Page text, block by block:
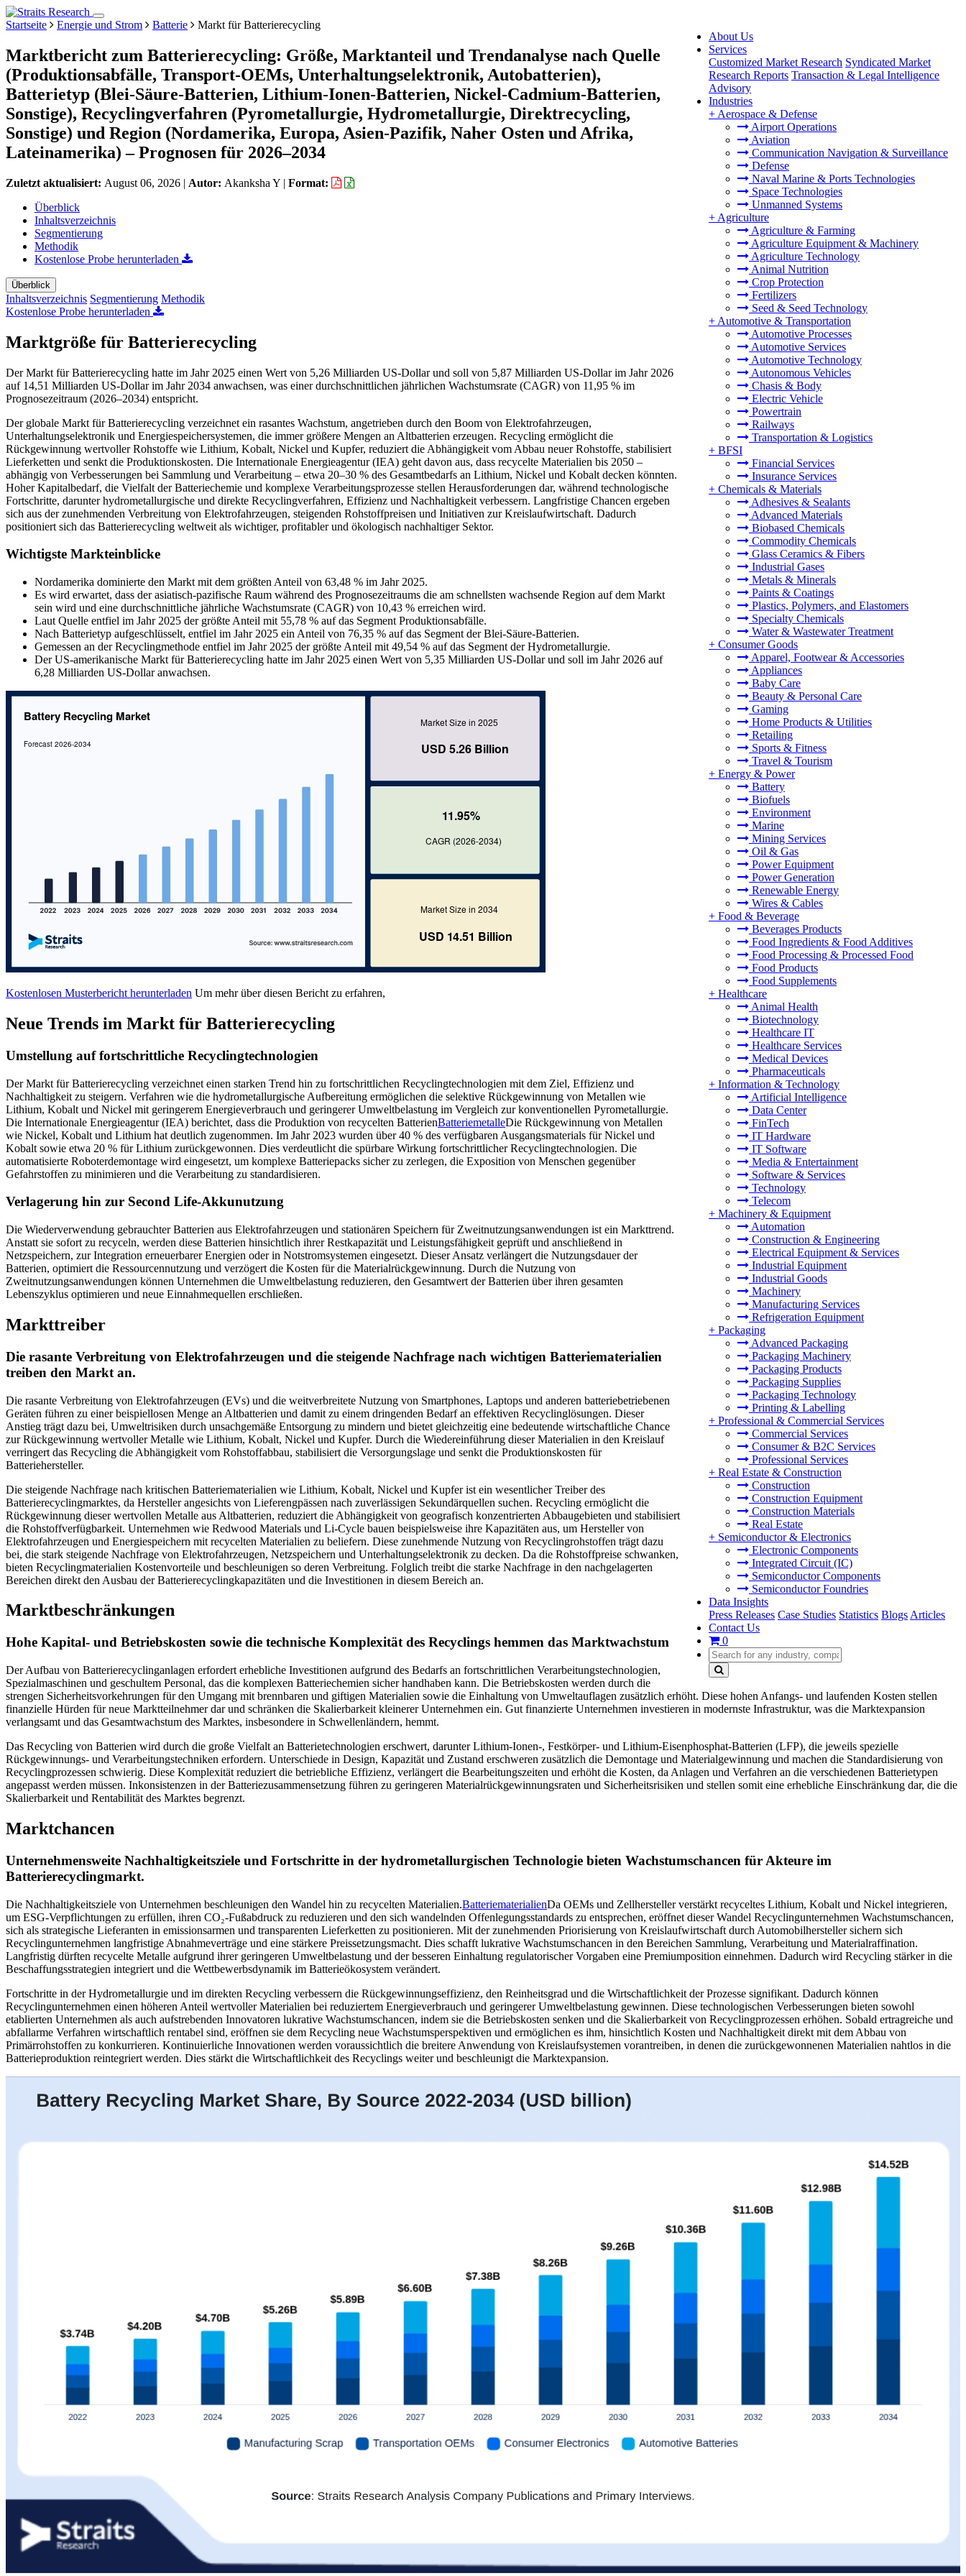
About Us
Services
Customized Market Research Syndicated Market
Research Reports Transaction & Legal Intelligence
Advisory
Industries
+ Aerospace & Defense
Airport Operations
Aviation
Communication Navigation & Surveillance
Defense
Naval Marine & Ports Technologies
Space Technologies
Unmanned Systems
+ Agriculture
Agriculture & Farming
Agriculture Equipment & Machinery
Agriculture Technology
Animal Nutrition
Crop Protection
Fertilizers
Seed & Seed Technology
+ Automotive & Transportation
Automotive Processes
Automotive Services
Automotive Technology
Autonomous Vehicles
Chasis & Body
Electric Vehicle
Powertrain
Railways
Transportation & Logistics
+ BFSI
Financial Services
Insurance Services
+ Chemicals & Materials
Adhesives & Sealants
Advanced Materials
Biobased Chemicals
Commodity Chemicals
Glass Ceramics & Fibers
Industrial Gases
Metals & Minerals
Paints & Coatings
Plastics, Polymers, and Elastomers
Specialty Chemicals
Water & Wastewater Treatment
+ Consumer Goods
Apparel, Footwear & Accessories
Appliances
Baby Care
Beauty & Personal Care
Gaming
Home Products & Utilities
Retailing
Sports & Fitness
Travel & Tourism
+ Energy & Power
Battery
Biofuels
Environment
Marine
Mining Services
Oil & Gas
Power Equipment
Power Generation
Renewable Energy
Wires & Cables
+ Food & Beverage
Beverages Products
Food Ingredients & Food Additives
Food Processing & Processed Food
Food Products
Food Supplements
+ Healthcare
Animal Health
Biotechnology
Healthcare IT
Healthcare Services
Medical Devices
Pharmaceuticals
+ Information & Technology
Artificial Intelligence
Data Center
FinTech
IT Hardware
IT Software
Media & Entertainment
Software & Services
Technology
Telecom
+ Machinery & Equipment
Automation
Construction & Engineering
Electrical Equipment & Services
Industrial Equipment
Industrial Goods
Machinery
Manufacturing Services
Refrigeration Equipment
+ Packaging
Advanced Packaging
Packaging Machinery
Packaging Products
Packaging Supplies
Packaging Technology
Printing & Labelling
+ Professional & Commercial Services
Commercial Services
Consumer & B2C Services
Professional Services
+ Real Estate & Construction
Construction
Construction Equipment
Construction Materials
Real Estate
+ Semiconductor & Electronics
Electronic Components
Integrated Circuit (IC)
Semiconductor Components
Semiconductor Foundries
Data Insights
Press Releases Case Studies Statistics Blogs Articles
Contact Us
0
Startseite Energie und Strom Batterie Markt für Batterierecycling
Marktbericht zum Batterierecycling: Größe, Marktanteil und Trendanalyse nach Quelle
(Produktionsabfälle, Transport-OEMs, Unterhaltungselektronik, Autobatterien),
Batterietyp (Blei-Säure-Batterien, Lithium-Ionen-Batterien, Nickel-Cadmium-Batterien,
Sonstige), Recyclingverfahren (Pyrometallurgie, Hydrometallurgie, Direktrecycling,
Sonstige) und Region (Nordamerika, Europa, Asien-Pazifik, Naher Osten und Afrika,
Lateinamerika) – Prognosen für 2026–2034
Zuletzt aktualisiert: August 06, 2026 | Autor: Akanksha Y | Format:
Überblick
Inhaltsverzeichnis
Segmentierung
Methodik
Kostenlose Probe herunterladen
Überblick
Inhaltsverzeichnis Segmentierung Methodik
Kostenlose Probe herunterladen
Marktgröße für Batterierecycling
Der Markt für Batterierecycling hatte im Jahr 2025 einen Wert von 5,26 Milliarden US-Dollar und soll von 5,87 Milliarden US-Dollar im Jahr 2026
auf 14,51 Milliarden US-Dollar im Jahr 2034 anwachsen, was einer durchschnittlichen jährlichen Wachstumsrate (CAGR) von 11,95 % im
Prognosezeitraum (2026–2034) entspricht.
Der globale Markt für Batterierecycling verzeichnet ein rasantes Wachstum, angetrieben durch den Boom von Elektrofahrzeugen,
Unterhaltungselektronik und Energiespeichersystemen, die immer größere Mengen an Altbatterien erzeugen. Recycling ermöglicht die
Rückgewinnung wertvoller Rohstoffe wie Lithium, Kobalt, Nickel und Kupfer, reduziert die Abhängigkeit vom Abbau neuer Rohstoffe, stabilisiert
Lieferketten und senkt die Produktionskosten. Die Internationale Energieagentur (IEA) geht davon aus, dass recycelte Materialien bis 2050 –
abhängig von Verbesserungen bei Sammlung und Verarbeitung – etwa 20–30 % des Gesamtbedarfs an Lithium, Nickel und Kobalt decken könnten.
Hoher Kapitalbedarf, die Vielfalt der Batteriechemie und komplexe Verarbeitungsprozesse stellen Herausforderungen dar, während technologische
Fortschritte, darunter hydrometallurgische und direkte Recyclingverfahren, Effizienz und Nachhaltigkeit verbessern. Langfristige Chancen ergeben
sich aus der zunehmenden Verbreitung von Elektrofahrzeugen, steigenden Rohstoffpreisen und Initiativen zur Kreislaufwirtschaft. Dadurch
positioniert sich das Batterierecycling weltweit als wichtiger, profitabler und ökologisch nachhaltiger Sektor.
Wichtigste Markteinblicke
Nordamerika dominierte den Markt mit dem größten Anteil von 63,48 % im Jahr 2025.
Es wird erwartet, dass der asiatisch-pazifische Raum während des Prognosezeitraums die am schnellsten wachsende Region auf dem Markt
sein wird und eine durchschnittliche jährliche Wachstumsrate (CAGR) von 10,43 % erreichen wird.
Laut Quelle entfiel im Jahr 2025 der größte Anteil mit 55,78 % auf das Segment Produktionsabfälle.
Nach Batterietyp aufgeschlüsselt, entfiel im Jahr 2025 ein Anteil von 76,35 % auf das Segment der Blei-Säure-Batterien.
Gemessen an der Recyclingmethode entfiel im Jahr 2025 der größte Anteil mit 49,54 % auf das Segment der Hydrometallurgie.
Der US-amerikanische Markt für Batterierecycling hatte im Jahr 2025 einen Wert von 5,35 Milliarden US-Dollar und soll im Jahr 2026 auf
6,28 Milliarden US-Dollar anwachsen.
Kostenlosen Musterbericht herunterladen Um mehr über diesen Bericht zu erfahren,
Neue Trends im Markt für Batterierecycling
Umstellung auf fortschrittliche Recyclingtechnologien
Der Markt für Batterierecycling verzeichnet einen starken Trend hin zu fortschrittlichen Recyclingtechnologien mit dem Ziel, Effizienz und
Nachhaltigkeit zu steigern. Verfahren wie die hydrometallurgische Aufbereitung ermöglichen die selektive Rückgewinnung von Metallen wie
Lithium, Kobalt und Nickel mit geringerem Energieverbrauch und geringerer Umweltbelastung im Vergleich zur konventionellen Pyrometallurgie.
Die Internationale Energieagentur (IEA) berichtet, dass die Produktion von recycelten BatterienBatteriemetalleDie Rückgewinnung von Metallen
wie Nickel, Kobalt und Lithium hat deutlich zugenommen. Im Jahr 2023 wurden über 40 % des verfügbaren Ausgangsmaterials für Nickel und
Kobalt sowie etwa 20 % für Lithium zurückgewonnen. Dies verdeutlicht die spürbare Wirkung fortschrittlicher Recyclingtechnologien. Die
automatisierte Roboterdemontage wird eingesetzt, um komplexe Batteriepacks sicher zu zerlegen, die Exposition von Menschen gegenüber
Gefahrstoffen zu minimieren und die Verarbeitung zu standardisieren.
Verlagerung hin zur Second Life-Akkunutzung
Die Wiederverwendung gebrauchter Batterien aus Elektrofahrzeugen und stationären Speichern für Zweitnutzungsanwendungen ist ein Markttrend.
Anstatt sie sofort zu recyceln, werden diese Batterien hinsichtlich ihrer Restkapazität und Leistungsfähigkeit geprüft und anschließend in
Netzspeichern, zur Integration erneuerbarer Energien oder in Notstromsystemen eingesetzt. Dieser Ansatz verlängert die Nutzungsdauer der
Batterien, optimiert die Ressourcennutzung und verzögert die Kosten für die Materialrückgewinnung. Durch die Nutzung von
Zweitnutzungsanwendungen können Unternehmen die Umweltbelastung reduzieren, den Gesamtwert der Batterien über ihren gesamten
Lebenszyklus optimieren und neue Einnahmequellen erschließen.
Markttreiber
Die rasante Verbreitung von Elektrofahrzeugen und die steigende Nachfrage nach wichtigen Batteriematerialien
treiben den Markt an.
Die rasante Verbreitung von Elektrofahrzeugen (EVs) und die weitverbreitete Nutzung von Smartphones, Laptops und anderen batteriebetriebenen
Geräten führen zu einer beispiellosen Menge an Altbatterien und damit zu einem dringenden Bedarf an effektiven Recyclinglösungen. Dieser
Anstieg trägt dazu bei, Umweltrisiken durch unsachgemäße Entsorgung zu mindern und bietet gleichzeitig eine bedeutende wirtschaftliche Chance
zur Rückgewinnung wertvoller Metalle wie Lithium, Kobalt, Nickel und Kupfer. Durch die Wiedereinführung dieser Materialien in den Kreislauf
verringert das Recycling die Abhängigkeit vom Rohstoffabbau, stabilisiert die Versorgungslage und senkt die Produktionskosten für
Batteriehersteller.
Die steigende Nachfrage nach kritischen Batteriematerialien wie Lithium, Kobalt, Nickel und Kupfer ist ein wesentlicher Treiber des
Batterierecyclingmarktes, da Hersteller angesichts von Lieferengpässen nach zuverlässigen Sekundärquellen suchen. Recycling ermöglicht die
Rückgewinnung dieser wertvollen Metalle aus Altbatterien, reduziert die Abhängigkeit von geografisch konzentrierten Abbaugebieten und stabilisiert
die Rohstoffverfügbarkeit. Unternehmen wie Redwood Materials und Li-Cycle bauen beispielsweise ihre Kapazitäten aus, um Hersteller von
Elektrofahrzeugen und Energiespeichern mit recycelten Materialien zu beliefern. Diese zunehmende Nutzung von Recyclingrohstoffen trägt dazu
bei, die stark steigende Nachfrage von Elektrofahrzeugen, Netzspeichern und Unterhaltungselektronik zu decken. Da die Rohstoffpreise schwanken,
bieten Recyclingmaterialien Kostenvorteile und beschleunigen so deren Verbreitung. Folglich treibt die starke Nachfrage in den nachgelagerten
Bereichen direkt den Ausbau der Batterierecyclingkapazitäten und die Investitionen in diesem Bereich an.
Marktbeschränkungen
Hohe Kapital- und Betriebskosten sowie die technische Komplexität des Recyclings hemmen das Marktwachstum
Der Aufbau von Batterierecyclinganlagen erfordert erhebliche Investitionen aufgrund des Bedarfs an fortschrittlichen Verarbeitungstechnologien,
Spezialmaschinen und geschultem Personal, das die komplexen Batteriechemien sicher handhaben kann. Die Betriebskosten werden durch die
strengen Sicherheitsvorkehrungen für den Umgang mit brennbaren und giftigen Materialien sowie die Einhaltung von Umweltauflagen zusätzlich erhöht. Diese hohen Anfangs- und laufenden Kosten stellen
finanzielle Hürden für neue Marktteilnehmer dar und schränken die Skalierbarkeit kleinerer Unternehmen ein. Gut finanzierte Unternehmen investieren in modernste Infrastruktur, was die Marktexpansion
verlangsamt und das Gesamtwachstum des Marktes, insbesondere in Schwellenländern, hemmt.
Das Recycling von Batterien wird durch die große Vielfalt an Batterietechnologien erschwert, darunter Lithium-Ionen-, Festkörper- und Lithium-Eisenphosphat-Batterien (LFP), die jeweils spezielle
Rückgewinnungs- und Verarbeitungstechniken erfordern. Unterschiede in Design, Kapazität und Zustand erschweren zusätzlich die Demontage und Materialgewinnung und machen die Standardisierung von
Recyclingprozessen schwierig. Diese Komplexität reduziert die betriebliche Effizienz, verlängert die Bearbeitungszeiten und erhöht die Kosten, da Anlagen und Verfahren an die verschiedenen Batterietypen
angepasst werden müssen. Inkonsistenzen in der Batteriezusammensetzung führen zu geringeren Materialrückgewinnungsraten und Sicherheitsrisiken und stellen somit eine erhebliche Einschränkung dar, die die
Skalierbarkeit und Rentabilität des Marktes begrenzt.
Marktchancen
Unternehmensweite Nachhaltigkeitsziele und Fortschritte in der hydrometallurgischen Technologie bieten Wachstumschancen für Akteure im
Batterierecyclingmarkt.
Die Nachhaltigkeitsziele von Unternehmen beschleunigen den Wandel hin zu recycelten Materialien.BatteriematerialienDa OEMs und Zellhersteller verstärkt recyceltes Lithium, Kobalt und Nickel integrieren,
um ESG-Verpflichtungen zu erfüllen, ihren CO₂-Fußabdruck zu reduzieren und den sich wandelnden Offenlegungsstandards zu entsprechen, eröffnet dieser Wandel Recyclingunternehmen Wachstumschancen,
sich als strategische Lieferanten in emissionsarmen und transparenten Lieferketten zu positionieren. Mit der zunehmenden Priorisierung von Kreislaufwirtschaft durch Automobilhersteller sichern sich
Recyclingunternehmen langfristige Abnahmeverträge und eine stärkere Preissetzungsmacht. Dies schafft lukrative Wachstumschancen in den Bereichen Sammlung, Verarbeitung und Materialraffination.
Langfristig dürften recycelte Metalle aufgrund ihrer geringeren Umweltbelastung und der besseren Einhaltung regulatorischer Vorgaben eine Premiumposition einnehmen. Dadurch wird Recycling stärker in die
Beschaffungsstrategien integriert und die Wettbewerbsdynamik im Batterieökosystem verändert.
Fortschritte in der Hydrometallurgie und im direkten Recycling verbessern die Rückgewinnungseffizienz, den Reinheitsgrad und die Wirtschaftlichkeit der Prozesse signifikant. Dadurch können
Recyclingunternehmen einen höheren Anteil wertvoller Materialien bei reduziertem Energieverbrauch und geringerer Umweltbelastung gewinnen. Diese technologischen Verbesserungen bieten sowohl
etablierten Unternehmen als auch aufstrebenden Innovatoren lukrative Wachstumschancen, indem sie die Betriebskosten senken und die Skalierbarkeit von Recyclingprozessen erhöhen. Sobald ertragreiche und
abfallarme Verfahren wirtschaftlich rentabel sind, eröffnen sie dem Recycling neue Wachstumsperspektiven und ermöglichen es ihm, hinsichtlich Kosten und Nachhaltigkeit direkt mit dem Abbau von
Primärrohstoffen zu konkurrieren. Kontinuierliche Innovationen werden voraussichtlich die breitere Anwendung von Kreislaufsystemen vorantreiben, in denen die zurückgewonnenen Materialien nahtlos in die
Batterieproduktion reintegriert werden. Dies stärkt die Wirtschaftlichkeit des Recyclings weiter und beschleunigt die Marktexpansion.